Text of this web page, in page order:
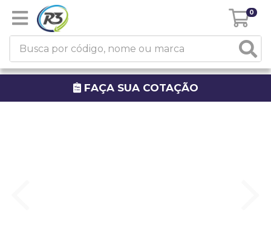
0
FAÇA SUA COTAÇÃO